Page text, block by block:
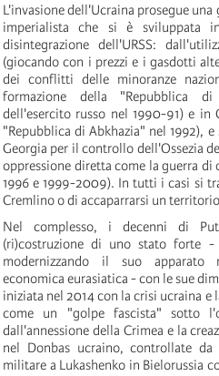
L'invasione dell'Ucraina prosegue
imperialista che si è sviluppata
disintegrazione dell'URSS:
(giocando con i prezzi e i gasdotti
dei conflitti delle minoranze
formazione della "Repubblica
dell'esercito russo nel 1990-91) e in
"Repubblica di Abkhazia" nel 1992),
Georgia per il controllo dell'Ossezia
oppressione diretta come la guerra di
1996 e 1999-2009). In tutti i casi si
Cremlino o di accaparrarsi un
Nel complesso, i decenni di
(ri)costruzione di uno stato forte
modernizzando il suo apparato
economica eurasiatica - con le sue
iniziata nel 2014 con la crisi ucraina e
come un "golpe fascista" sotto
dall'annessione della Crimea e la
nel Donbas ucraino, controllate
militare a Lukashenko in Bielorussia